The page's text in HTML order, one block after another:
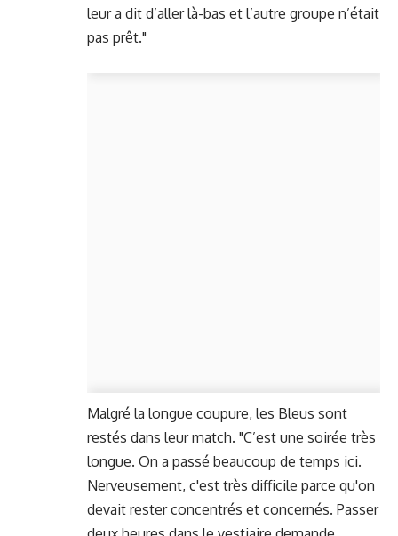
leur a dit d’aller là-bas et l’autre groupe n’était
pas prêt."
Malgré la longue coupure, les Bleus sont
restés dans leur match. "C’est une soirée très
longue. On a passé beaucoup de temps ici.
Nerveusement, c'est très difficile parce qu'on
devait rester concentrés et concernés. Passer